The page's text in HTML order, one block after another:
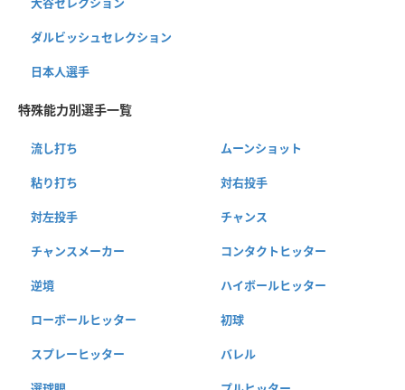
ダルビッシュセレクション
日本人選手
特殊能力別選手一覧
流し打ち ムーンショット
粘り打ち 対右投手
対左投手 チャンス
チャンスメーカー コンタクトヒッター
逆境 ハイボールヒッター
ローボールヒッター 初球
スプレーヒッター バレル